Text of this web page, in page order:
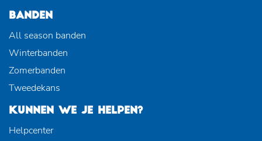
BANDEN
All season banden
Winterbanden
Zomerbanden
Tweedekans
KUNNEN WE JE HELPEN?
Helpcenter